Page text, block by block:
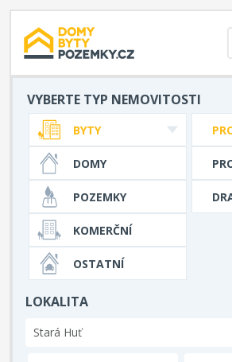
VYBERTE TYP NEMOVITOSTI
BYTY
DOMY
POZEMKY
KOMERČNÍ
OSTATNÍ
LOKALITA